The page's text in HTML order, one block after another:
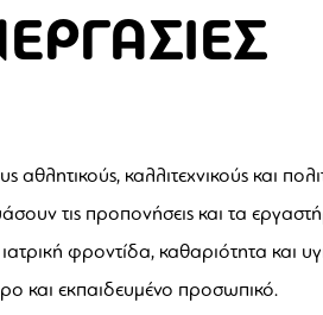
καλλιτεχνικούς και
τις προπονήσεις και τα
φροντίδα, καθαριότητα και
και εκπαιδευμένο προσωπικό.